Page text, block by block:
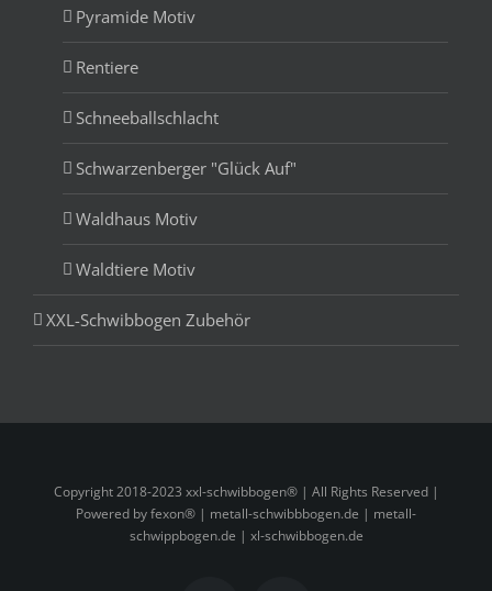
Pyramide Motiv
Rentiere
Schneeballschlacht
Schwarzenberger "Glück Auf"
Waldhaus Motiv
Waldtiere Motiv
XXL-Schwibbogen Zubehör
Copyright 2018-2023 xxl-schwibbogen® | All Rights Reserved |
Powered by fexon® | metall-schwibbbogen.de | metall-
schwippbogen.de | xl-schwibbogen.de